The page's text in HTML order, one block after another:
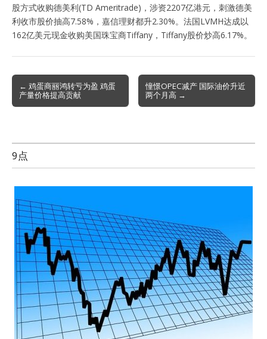
股方式收购德美利(TD Ameritrade)，涉资2207亿港元，刺激德美
利收市股价抽高7.58%，嘉信理财都升2.30%。法国LVMH达成以
162亿美元现金收购美国珠宝商Tiffany，Tiffany股价炒高6.17%。
Post
navigation
← 鸡蛋商丽鸿转亏为盈 鸡蛋
产量价格提高贡献
憧憬OPEC减产 国际油价升近
两个月高 →
9点